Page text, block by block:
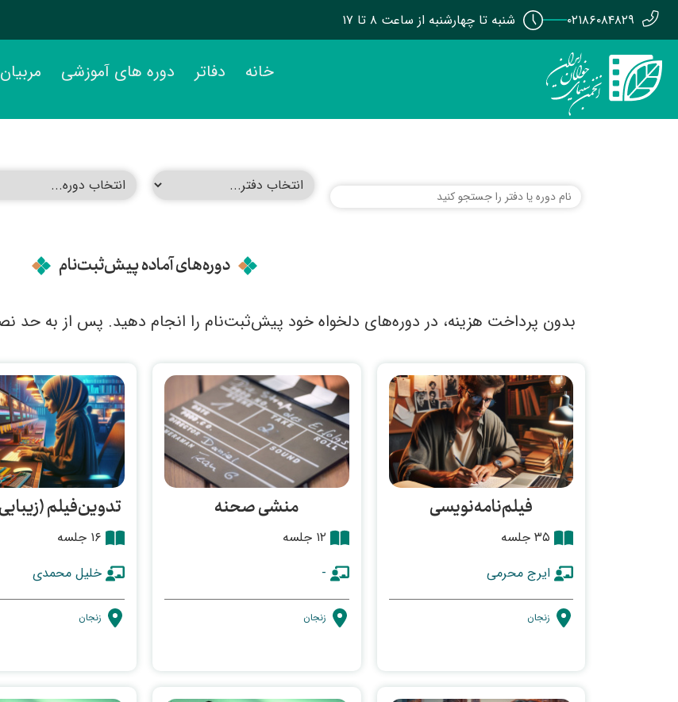
۰۲۱۸۶۰۸۴۸۲۹ شنبه تا چهارشنبه از ساعت ۸ تا ۱۷
خانه دفاتر دوره های آموزشی مربیان
دوره‌های آماده پیش‌ثبت‌نام
بدون پرداخت هزینه، در دوره‌های دلخواه خود پیش‌ثبت‌نام را انجام دهید. پس از به حد
فیلم‌نامه‌نویسی
۳۵ جلسه
ایرج محرمی
زنجان
منشی صحنه
۱۲ جلسه
-
زنجان
تدوین‌فیلم
۱۶ جلسه
خلیل محمدی
زنجان